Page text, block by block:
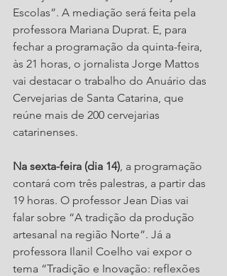
Escolas”. A mediação será feita pela
professora Mariana Duprat. E, para
fechar a programação da quinta-feira,
às 21 horas, o jornalista Jorge Mattos
vai destacar o trabalho do Anuário das
Cervejarias de Santa Catarina, que
reúne mais de 200 cervejarias
catarinenses.
Na sexta-feira (dia 14), a programação
contará com três palestras, a partir das
19 horas. O professor Jean Dias vai
falar sobre “A tradição da produção
artesanal na região Norte”. Já a
professora Ilanil Coelho vai expor o
tema “Tradição e Inovação: reflexões